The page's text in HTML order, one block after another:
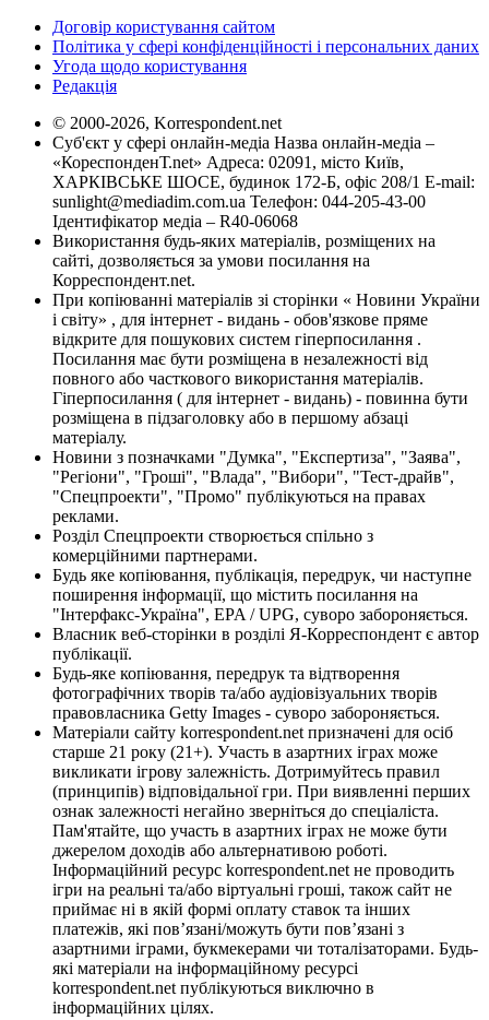
Договір користування сайтом
Політика у сфері конфіденційності і персональних даних
Угода щодо користування
Редакція
© 2000-2026, Korrespondent.net
Суб'єкт у сфері онлайн-медіа Назва онлайн-медіа –
«КореспонденТ.net» Адреса: 02091, місто Київ,
ХАРКІВСЬКЕ ШОСЕ, будинок 172-Б, офіс 208/1 E-mail:
sunlight@mediadim.com.ua Телефон: 044-205-43-00
Ідентифікатор медіа – R40-06068
Використання будь-яких матеріалів, розміщених на
сайті, дозволяється за умови посилання на
Корреспондент.net.
При копіюванні матеріалів зі сторінки « Новини України
і світу» , для інтернет - видань - обов'язкове пряме
відкрите для пошукових систем гіперпосилання .
Посилання має бути розміщена в незалежності від
повного або часткового використання матеріалів.
Гіперпосилання ( для інтернет - видань) - повинна бути
розміщена в підзаголовку або в першому абзаці
матеріалу.
Новини з позначками "Думка", "Експертиза", "Заява",
"Регіони", "Гроші", "Влада", "Вибори", "Тест-драйв",
"Спецпроекти", "Промо" публікуються на правах
реклами.
Розділ Спецпроекти створюється спільно з
комерційними партнерами.
Будь яке копіювання, публікація, передрук, чи наступне
поширення інформації, що містить посилання на
"Інтерфакс-Україна", EPA / UPG, суворо забороняється.
Власник веб-сторінки в розділі Я-Корреспондент є автор
публікації.
Будь-яке копіювання, передрук та відтворення
фотографічних творів та/або аудіовізуальних творів
правовласника Getty Images - суворо забороняється.
Матеріали сайту korrespondent.net призначені для осіб
старше 21 року (21+). Участь в азартних іграх може
викликати ігрову залежність. Дотримуйтесь правил
(принципів) відповідальної гри. При виявленні перших
ознак залежності негайно зверніться до спеціаліста.
Пам'ятайте, що участь в азартних іграх не може бути
джерелом доходів або альтернативою роботі.
Інформаційний ресурс korrespondent.net не проводить
ігри на реальні та/або віртуальні гроші, також сайт не
приймає ні в якій формі оплату ставок та інших
платежів, які пов’язані/можуть бути пов’язані з
азартними іграми, букмекерами чи тоталізаторами. Будь-
які матеріали на інформаційному ресурсі
korrespondent.net публікуються виключно в
інформаційних цілях.